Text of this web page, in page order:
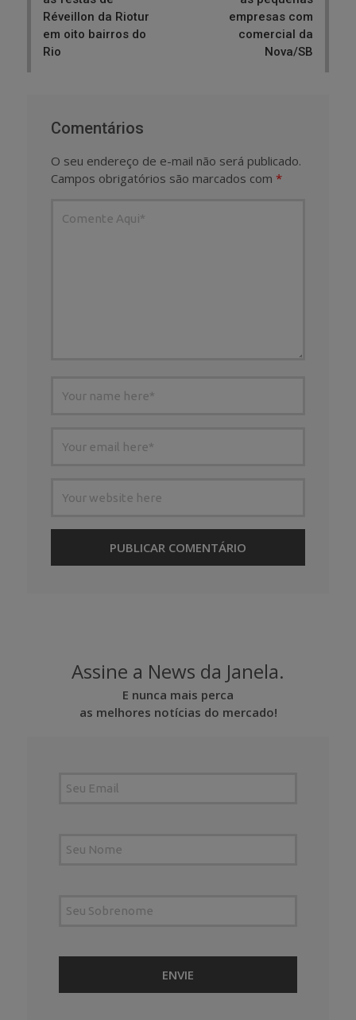
Réveillon da Riotur
em oito bairros do
Rio
empresas com
comercial da
Nova/SB
Comentários
O seu endereço de e-mail não será publicado.
Campos obrigatórios são marcados com *
Assine a News da Janela.
E nunca mais perca
as melhores notícias do mercado!